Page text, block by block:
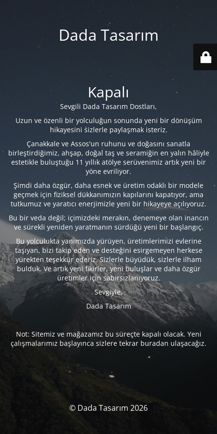
Dada Tasarım
Kapalı
Sevgili Dada Tasarım Dostları,
Uzun ve özenli bir yolculuğun sonunda yeni bir dönüşüm
hikayesini sizlerle paylaşmak isteriz.
Çanakkale ve Assos'un ruhunu ve doğasını sanatla
birleştirdiğimiz, ahşap, doğal taş ve seramiğin en yalın hâliyle
estetikle buluştuğu 11 yıllık atölye serüvenimiz artık yeni bir
yöne evriliyor.
Şimdi daha özgür, daha esnek ve üretim odaklı bir modele
geçmek için fiziksel dükkanımızın kapılarını kapatıyor, ama
tutkumuz ve yaratıcı enerjimizle yeni bir hikayeye açılıyoruz.
Bu bir veda değil; içimizdeki merakın, denemeye olan inancın
ve sürekli yeniden yaratmanın sürdüğü yeni bir başlangıç.
Bu yolculukta yanımızda yürüyen, üretimlerimizi evlerine
taşıyan, bizi takip eden ve desteğini esirgemeyen herkese
yürekten teşekkür ederiz. Sizlerle büyüdük, sizlerle ilham
bulduk. Ve artık yeni fikirler, yeni buluşlar ve daha özgür
üretimler için sabırsızlanıyoruz.
Sevgiyle,
Dada Tasarım
Not: Sitemiz ve mağazamız bu süreçte kapalı olacak. Yeni
çalışmalarımız başlayınca sizlere tekrar buradan ulaşacağız.
© Dada Tasarım 2026